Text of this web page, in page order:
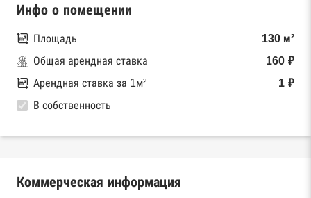
Инфо о помещении
Площадь
130 м²
Общая арендная ставка
160 ₽
Арендная ставка за 1м²
1 ₽
В собственность
Коммерческая информация